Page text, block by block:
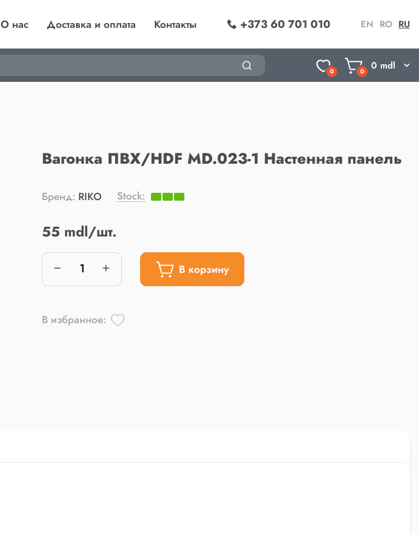
О нас Доставка и оплата Контакты +373 60 701 010 EN RO RU
0 0 0 mdl
Вагонка ПВХ/HDF MD.023-1 Настенная панель
Бренд: RIKO Stock:
55 mdl/шт.
В корзину
В избранное: